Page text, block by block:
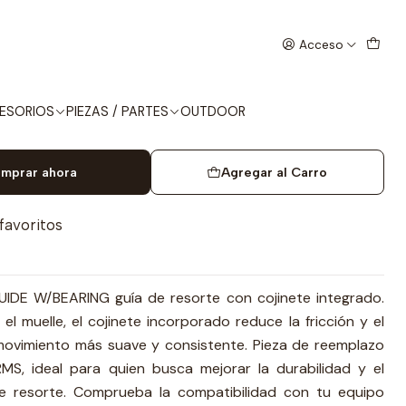
Acceso
PIEZAS / PARTES OUTDOOR
SPRING GUIDE
Agregar al Carro
ahora
W/BEARING guía de resorte con cojinete integrado.
muelle, el cojinete incorporado reduce la fricción y el
más suave y consistente. Pieza de reemplazo
ideal para quien busca mejorar la durabilidad y el
resorte. Comprueba la compatibilidad con tu equipo